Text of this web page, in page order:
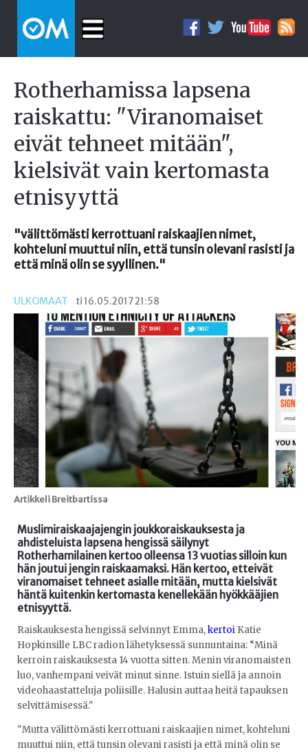
Rotherhamissa lapsena
raiskattu: "Viranomaiset
eivät tehneet mitään",
kielsivät vain kertomasta
etnisyyttä
"välittömästi kerrottuani raiskaajien nimet,
kohteluni muuttui niin, että tunsin olevani rasisti ja
että minä olin se syyllinen."
ULKOMAAT ti 16.05.2017 21:58
Artikkeli Breitbartissa
Muslimiraiskaajajengin joukkoraiskauksesta ja
ahdisteluista lapsena hengissä säilynyt
Rotherhamilainen kertoo olleensa 13 vuotias silloin kun
hän joutui jengin raiskaamaksi. Hän kertoo, etteivät
viranomaiset tehneet asialle mitään, mutta kielsivät
häntä kuitenkin kertomasta kenellekään hyökkääjien
etnisyyttä.
Raiskauksesta hengissä selvinnyt Emma,kertoi Katie
Hopkinsille LBC radion lähetyksessä sunnuntaina: “Minä
kerroin raiskauksesta 14 vuotta sitten. Menin viranomaisten
luo, vanhempani veivät minut sinne. Istuin siellä ja annoin
videohaastatteluja poliisille. Halusin auttaa heitä tapauksen
selvittämisessä."
"Mutta välittömästi kerrottuani raiskaajien nimet, kohteluni
muuttui niin, että tunsin olevani rasisti ja että minä olin se